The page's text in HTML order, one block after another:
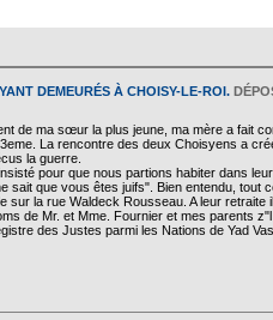
DEMEURÉS À CHOISY-LE-ROI.
de ma sœur la plus jeune, ma mère a fait
La rencontre des deux Choisyens a
la guerre.
pour que nous partions habiter dans
que vous êtes juifs". Bien entendu, tout
sur la rue Waldeck Rousseau. A leur
de Mr. et Mme. Fournier et mes parents
des Justes parmi les Nations de Yad